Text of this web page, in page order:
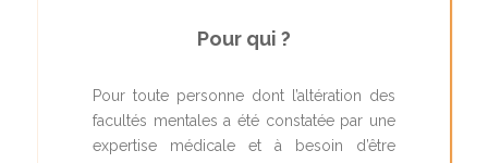
Pour qui ?
Pour toute personne dont l’altération des
facultés mentales a été constatée par une
expertise médicale et à besoin d’être